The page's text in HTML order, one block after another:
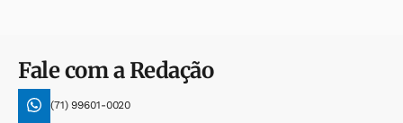
Fale com a Redação
(71) 99601-0020